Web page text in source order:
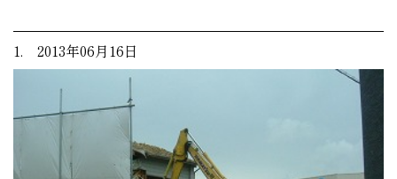
1. 2013年06月16日